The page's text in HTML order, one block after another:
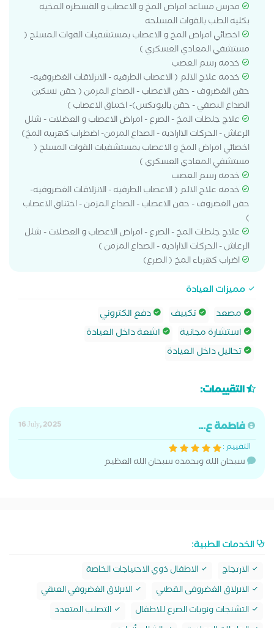
مدرس مساعد امراض المخ و الاعصاب و القسطره المخيه
بكليه الطب بالقوات المسلحه
اخصائي امراض المخ و الاعصاب بمستشفيات القوات المسلح (
مستشفي المعادي العسكري )
خدمه رسم العصب
خدمه علاج الالم ( الاعصاب الطرفيه - الانزلاقات الغضروفيه-
حقن الغضروف - حقن الاعصاب - الصداع المزمن ( حقن تسكين
الصداع النصفي - حقن بالبوتكس)- اختناق الاعصاب )
علاج جلطات المخ - الصرع - امراض الاعصاب و العضلات - شلل
الرعاش - الحركات الااراديه - الصداع المزمن- اضطراب كهربيه المخ)
اخصائي امراض المخ و الاعصاب بمستشفيات القوات المسلح (
مستشفي المعادي العسكري )
خدمه رسم العصب
خدمه علاج الالم ( الاعصاب الطرفيه - الانزلاقات الغضروفيه-
حقن الغضروف - حقن الاعصاب - الصداع المزمن - اختناق الاعصاب
)
علاج جلطات المخ - الصرع - امراض الاعصاب و العضلات - شلل
الرعاش - الحركات الااراديه - الصداع المزمن )
اضراب كهرباء المخ ( الصرع)
مميزات العيادة
مصعد
تكييف
دفع الكتروني
استشارة مجانية
اشعة داخل العيادة
تحاليل داخل العيادة
التقييمات:
فاطمة ع...
16 July, 2025
التقييم :
سبحان الله وبحمده سبحان الله العظيم
الخدمات الطبية:
الارتجاج
الاطفال ذوي الاحتياجات الخاصة
الانزلاق الغضروفى القطني
الانزلاق الغضروفي العنقي
التشنجات ونوبات الصرع للاطفال
التصلب المتعدد